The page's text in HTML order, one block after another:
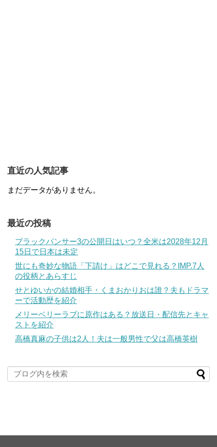
直近の人気記事
まだデータがありません。
最近の投稿
ブラックパンサー3の公開日はいつ？全米は2028年12月
15日で日本は未定
世にも奇妙な物語「下請け」はどこで見れる？IMP.7人
の役柄とあらすじ
せとゆいかの結婚相手・くまおかりおは誰？夫もドラマ
ーで活動歴を紹介
メリーベリーラブに原作はある？放送日・配信先とキャ
ストを紹介
高橋真麻の子供は2人！夫は一般男性で父は高橋英樹